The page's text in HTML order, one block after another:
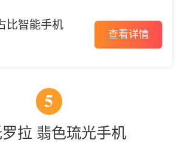
比智能手机
查看详情
5
拉 翡色琉光手机